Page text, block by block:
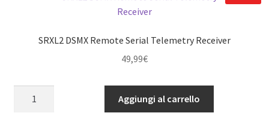
SRXL2 DSMX Remote Serial Telemetry Receiver
49,99€
Aggiungi al carrello